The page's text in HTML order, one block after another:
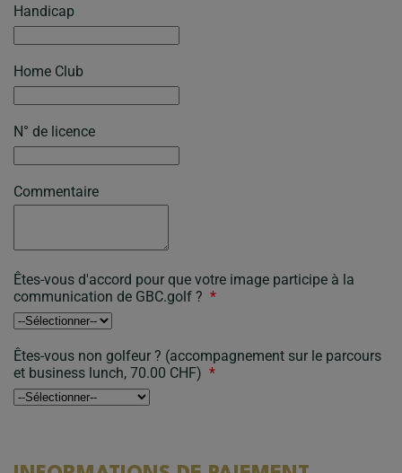
Handicap
Home Club
N° de licence
Commentaire
Êtes-vous d'accord pour que votre image participe à la
communication de GBC.golf ? *
Êtes-vous non golfeur ? (accompagnement sur le parcours
et business lunch, 70.00 CHF) *